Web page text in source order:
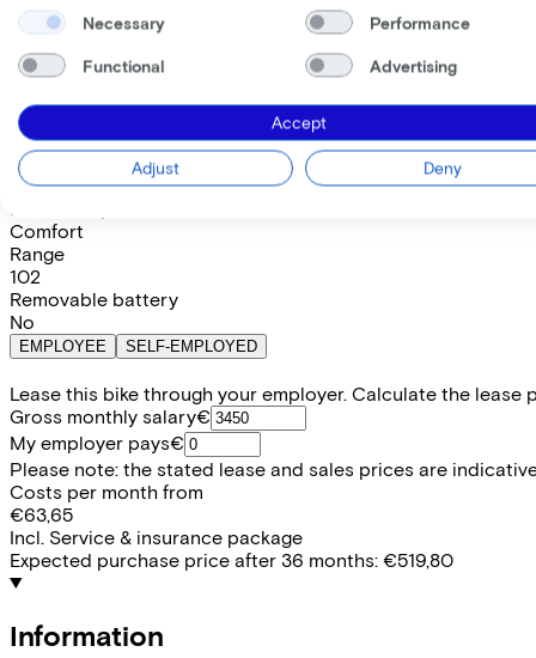
Save €651,17 compared to buying.
Read more about business leasing.
Frame shape
Comfort TrapezeDiamond
Battery options
(Included)
Comfort
Range
102
Removable battery
No
EMPLOYEE SELF-EMPLOYED
Lease this bike through your employer. Calculate the lease
Gross monthly salary€
My employer pays€
Please note: the stated lease and sales prices are
Costs per month from
€63,65
Incl. Service & insurance package
Expected purchase price after 36 months: €519,80
Information
Necessary Performance
Functional Advertising
Accept
Adjust Deny